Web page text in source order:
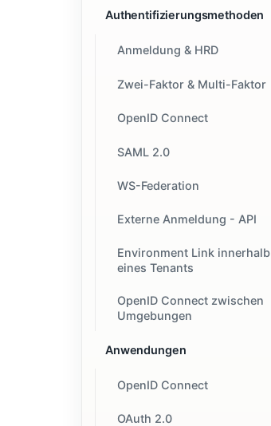
Authentifizierungsmethoden
Anmeldung & HRD
Zwei-Faktor & Multi-Faktor
OpenID Connect
SAML 2.0
WS-Federation
Externe Anmeldung - API
Environment Link innerhalb
eines Tenants
OpenID Connect zwischen
Umgebungen
Anwendungen
OpenID Connect
OAuth 2.0